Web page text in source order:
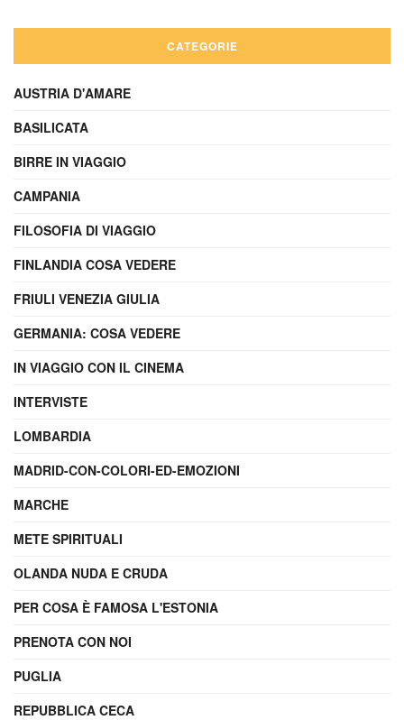
CATEGORIE
AUSTRIA D'AMARE
BASILICATA
BIRRE IN VIAGGIO
CAMPANIA
FILOSOFIA DI VIAGGIO
FINLANDIA COSA VEDERE
FRIULI VENEZIA GIULIA
GERMANIA: COSA VEDERE
IN VIAGGIO CON IL CINEMA
INTERVISTE
LOMBARDIA
MADRID-CON-COLORI-ED-EMOZIONI
MARCHE
METE SPIRITUALI
OLANDA NUDA E CRUDA
PER COSA È FAMOSA L'ESTONIA
PRENOTA CON NOI
PUGLIA
REPUBBLICA CECA